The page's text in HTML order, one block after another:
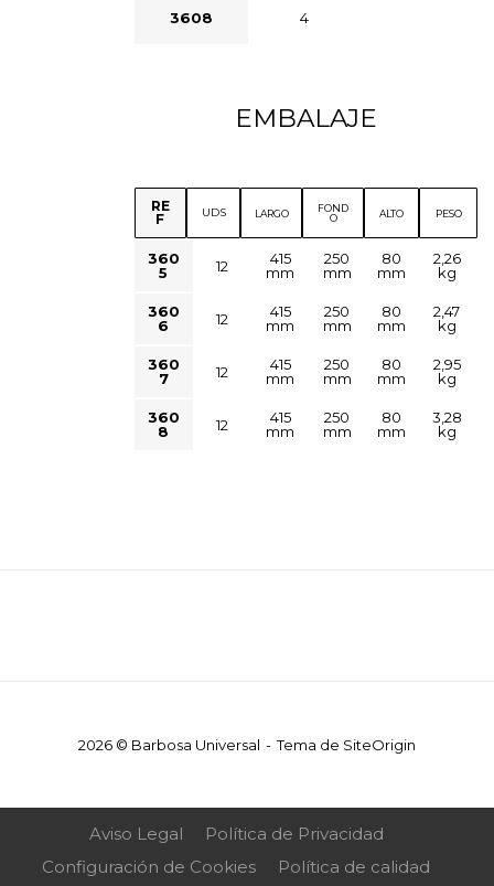
3608 4
EMBALAJE
RE
F
UDS LARGO
FOND
O
ALTO PESO
360
5
12
415
mm
250
mm
80
mm
2,26
kg
360
6
12
415
mm
250
mm
80
mm
2,47
kg
360
7
12
415
mm
250
mm
80
mm
2,95
kg
360
8
12
415
mm
250
mm
80
mm
3,28
kg
2026 © Barbosa Universal Tema de SiteOrigin
Aviso Legal
Política de Privacidad
Configuración de Cookies
Política de calidad